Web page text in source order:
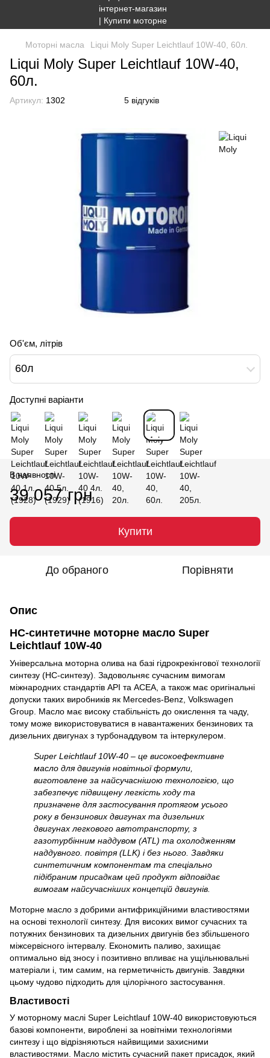
Моторні масла Liqui Moly Super Leichtlauf 10W-40, 60л.
Liqui Moly Super Leichtlauf 10W-40,
60л.
Артикул: 1302 5 відгуків
Об'єм, літрів
60л
Доступні варіанти
В наявності
39 057 грн
Купити
До обраного Порівняти
Опис
НС-синтетичне моторне масло Super
Leichtlauf 10W-40
Універсальна моторна олива на базі гідрокрекінгової технології
синтезу (HC-синтезу). Задовольняє сучасним вимогам
міжнародних стандартів API та ACEA, а також має оригінальні
допуски таких виробників як Mercedes-Benz, Volkswagen
Group. Масло має високу стабільність до окислення та чаду,
тому може використовуватися в навантажених бензинових та
дизельних двигунах з турбонаддувом та інтеркулером.
Super Leichtlauf 10W-40 – це високоефективне
масло для двигунів новітньої формули,
виготовлене за найсучаснішою технологією, що
забезпечує підвищену легкість ходу та
призначене для застосування протягом усього
року в бензинових двигунах та дизельних
двигунах легкового автотранспорту, з
газотурбінним наддувом (ATL) та охолодженням
наддувного. повітря (LLK) і без нього. Завдяки
синтетичним компонентам та спеціально
підібраним присадкам цей продукт відповідає
вимогам найсучасніших концепцій двигунів.
Моторне масло з добрими антифрикційними властивостями
на основі технології синтезу. Для високих вимог сучасних та
потужних бензинових та дизельних двигунів без збільшеного
міжсервісного інтервалу. Економить паливо, захищає
оптимально від зносу і позитивно впливає на ущільнювальні
матеріали і, тим самим, на герметичність двигунів. Завдяки
цьому чудово підходить для цілорічного застосування.
Властивості
У моторному маслі Super Leichtlauf 10W-40 використовуються
базові компоненти, вироблені за новітніми технологіями
синтезу і що відрізняються найвищими захисними
властивостями. Масло містить сучасний пакет присадок, який